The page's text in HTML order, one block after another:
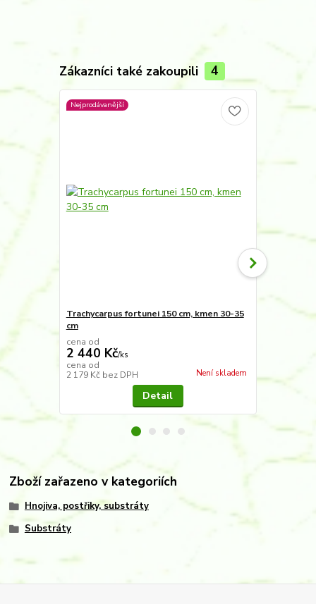
Zákazníci také zakoupili 4
Nejprodávanější
Trachycarpus fortunei 150 cm, kmen 30-35
cm
cena od
2 440 Kč/ks
cena od
2 179 Kč bez DPH Není skladem
Detail
571 Kč
Zboží zařazeno v kategoriích
Hnojiva, postřiky, substráty
Substráty